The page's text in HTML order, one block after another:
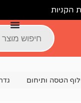
גדר גורים לכלב 8 צלעות בגובה 91 ס"מ